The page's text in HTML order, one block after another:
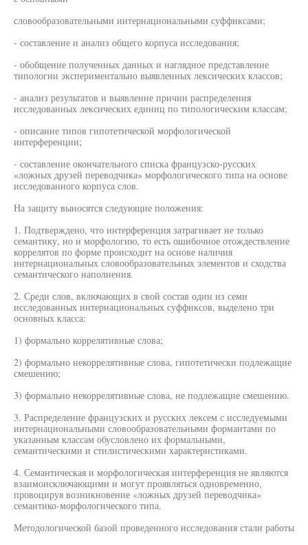
словообразовательными интернациональными суффиксами;
- составление и анализ общего корпуса исследования;
- обобщение полученных данных и наглядное представление
типологии экспериментально выявленных лексических классов;
- анализ результатов и выявление причин распределения
исследованных лексических единиц по типологическим классам;
- описание типов гипотетической морфологической
интерференции;
- составление окончательного списка французско-русских
«ложных друзей переводчика» морфологического типа на основе
исследованного корпуса слов.
На защиту выносятся следующие положения:
1. Подтверждено, что интерференция затрагивает не только
семантику, но и морфологию, то есть ошибочное отождествление
коррелятов по форме происходит на основе наличия
интернациональных словообразовательных элементов и сходства
семантического наполнения.
2. Среди слов, включающих в свой состав один из семи
исследованных интернациональных суффиксов, выделено три
основных класса:
1) формально коррелятивные слова;
2) формально некоррелятивные слова, гипотетически подлежащие
смешению;
3) формально некоррелятивные слова, не подлежащие смешению.
3. Распределение французских и русских лексем с исследуемыми
интернациональными словообразовательными формантами по
указанным классам обусловлено их формальными,
семантическими и стилистическими характеристиками.
4. Семантическая и морфологическая интерференция не являются
взаимоисключающими и могут проявляться одновременно,
провоцируя возникновение «ложных друзей переводчика»
семантико-морфологического типа.
Методологической базой проведенного исследования стали работы